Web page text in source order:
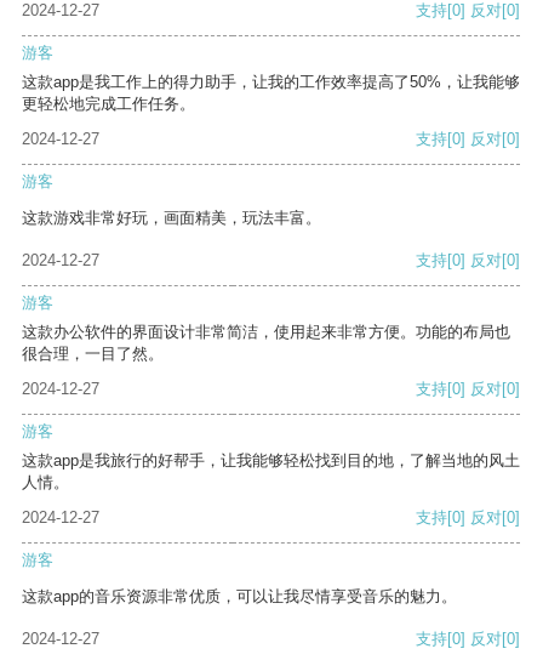
2024-12-27
支持[0] 反对[0]
游客
这款app是我工作上的得力助手，让我的工作效率提高了50%，让我能够
更轻松地完成工作任务。
2024-12-27
支持[0] 反对[0]
游客
这款游戏非常好玩，画面精美，玩法丰富。
2024-12-27 支持[0] 反对[0]
游客
这款办公软件的界面设计非常简洁，使用起来非常方便。功能的布局也
很合理，一目了然。
2024-12-27
支持[0] 反对[0]
游客
这款app是我旅行的好帮手，让我能够轻松找到目的地，了解当地的风土
人情。
2024-12-27
支持[0] 反对[0]
游客
这款app的音乐资源非常优质，可以让我尽情享受音乐的魅力。
2024-12-27 支持[0] 反对[0]